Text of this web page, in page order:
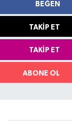
BEĞEN
TAKIP ET
TAKIP ET
ABONE OL